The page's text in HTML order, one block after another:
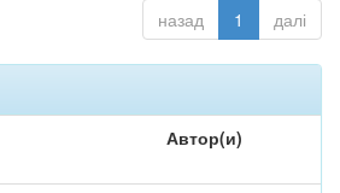
назад 1 далі
Автор(и)